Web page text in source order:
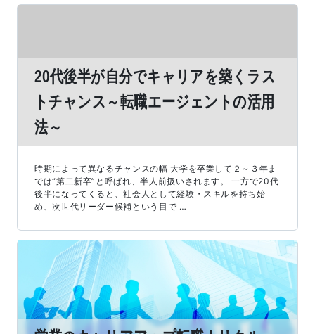
20代後半が自分でキャリアを築くラス
トチャンス～転職エージェントの活用
法～
時期によって異なるチャンスの幅 大学を卒業して２～３年ま
では“第二新卒”と呼ばれ、半人前扱いされます。 一方で20代
後半になってくると、社会人として経験・スキルを持ち始
め、次世代リーダー候補という目で …